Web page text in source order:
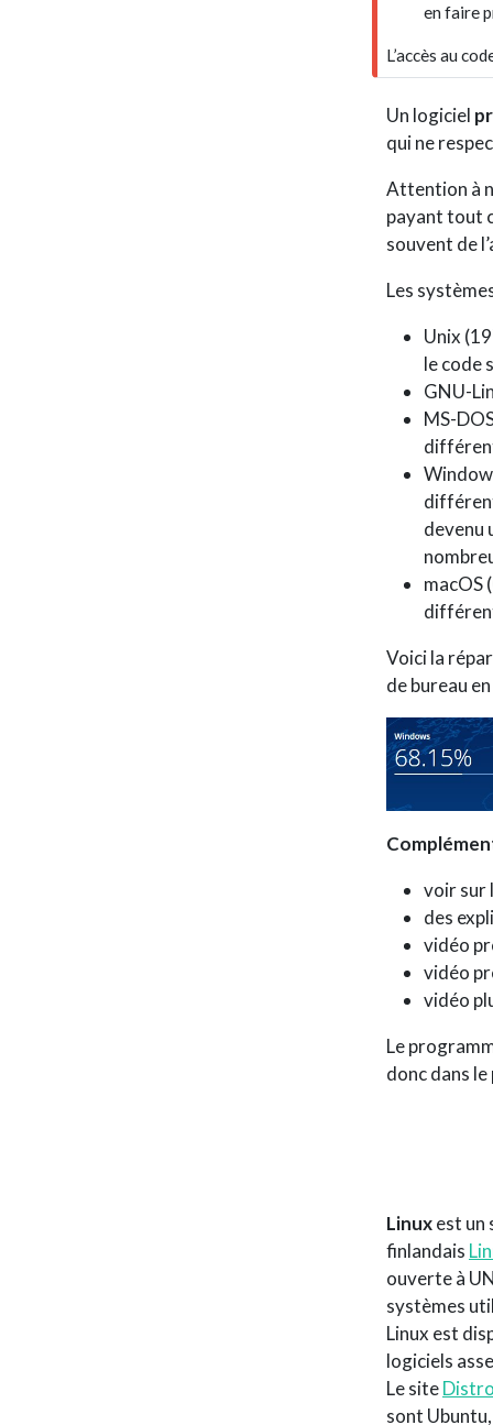
en faire
L’accès au
Un logiciel
qui ne
Attention à
payant tout
souvent de
Les
Unix
le code
GNU-
MS-
devenu
macOS
Voici la
de bureau
voir sur
des
vidéo
vidéo
vidéo
Le
donc dans
Linuxest un
finlandais
ouverte à
systèmes
Linux est
logiciels
Le site
sont